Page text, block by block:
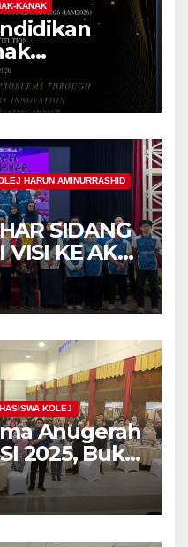
KANAK
HARUN AMINURRASHID
SIDANG
KE AKSI,
GENERASI
KOLEJ
Anugerah
2025, Bukti